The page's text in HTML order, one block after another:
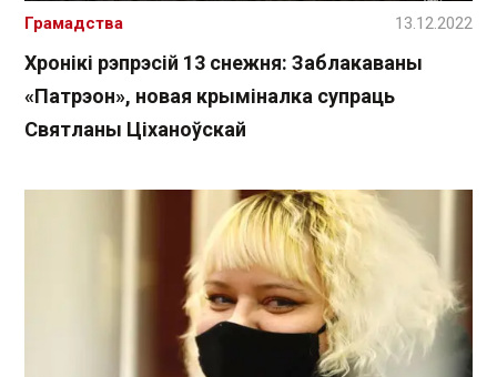
Хронікі рэпрэсій 13 снежня: Заблакаваны
«Патрэон», новая крыміналка супраць
Святланы Ціханоўскай
Грамадства 13.12.2022